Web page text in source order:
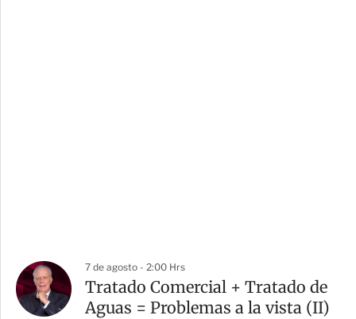
7 de agosto - 2:00 Hrs
Tratado Comercial + Tratado de
Aguas = Problemas a la vista (II)